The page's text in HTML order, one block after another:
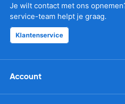
Je wilt contact met ons
service-team helpt je graag.
Klantenservice
Account